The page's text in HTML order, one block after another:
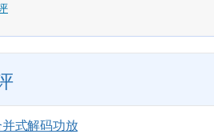
并式解码功放